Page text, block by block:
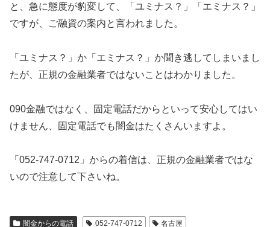
と、急に態度が豹変して、「ユミナス？」「エミナス？」
ですが、ご融資の案内と言われました。
「ユミナス？」か「エミナス？」か聞き逃してしまいまし
たが、正規の金融業者ではないことはわかりました。
090金融ではなく、固定電話だからといって安心してはい
けません、固定電話でも闇金はたくさんいますよ。
「052-747-0712」からの着信は、正規の金融業者ではな
いので注意して下さいね。
闇金からの電話 052-747-0712 名古屋